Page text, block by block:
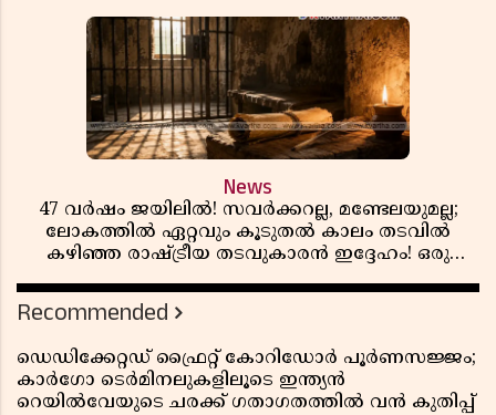
News
47 വർഷം ജയിലിൽ! സവർക്കറല്ല, മണ്ടേലയുമല്ല;
ലോകത്തിൽ ഏറ്റവും കൂടുതൽ കാലം തടവിൽ
കഴിഞ്ഞ രാഷ്ട്രീയ തടവുകാരൻ ഇദ്ദേഹം! ഒരു
Recommended
ഡെഡിക്കേറ്റഡ് ഫ്രൈറ്റ് കോറിഡോർ പൂർണസജ്ജം;
കാർഗോ ടെർമിനലുകളിലൂടെ ഇന്ത്യൻ
റെയിൽവേയുടെ ചരക്ക് ഗതാഗതത്തിൽ വൻ കുതിപ്പ്